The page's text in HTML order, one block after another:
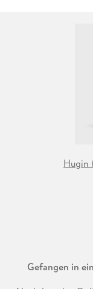
Hugin
Gefangen in